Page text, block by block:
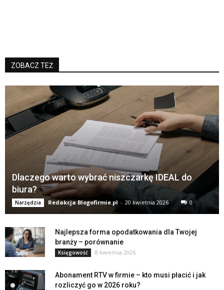
ZOBACZ TEŻ
Dlaczego warto wybrać niszczarkę IDEAL do
biura?
Narzędzia Redakcja Blogofirmie.pl - 20 kwietnia 2026 0
Najlepsza forma opodatkowania dla Twojej
branży – porównanie
Księgowość 8 kwietnia 2026
Abonament RTV w firmie – kto musi płacić i jak
rozliczyć go w 2026 roku?